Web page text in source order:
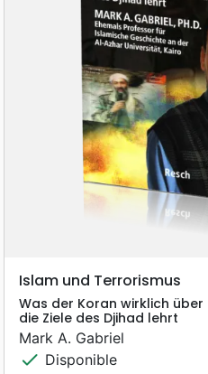
Islam und Terrorismus
Was der Koran wirklich
die Ziele des Djihad lehrt
Mark A. Gabriel
check Disponible